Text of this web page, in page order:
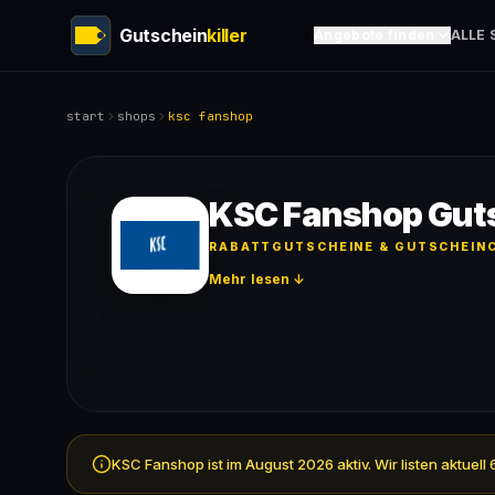
Gutscheinkiller ALLE
start shops ksc fanshop
KSC Fanshop
RABATTGUTSCHEINE &
Mehr lesen ↓
KSC Fanshop ist im August 2026 aktiv. Wir listen